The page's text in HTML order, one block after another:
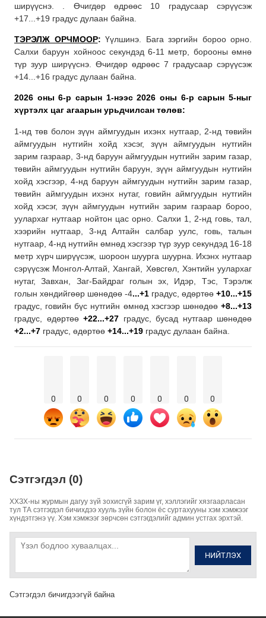
ширүүснэ. . Өчигдөр өдрөөс 10 градусаар сэрүүсэж
+17...+19 градус дулаан байна.
ТЭРЭЛЖ ОРЧМООР: Үүлшинэ. Бага зэргийн бороо орно.
Салхи баруун хойноос секундэд 6-11 метр, борооны өмнө
түр зуур ширүүснэ. Өчигдөр өдрөөс 7 градусаар сэрүүсэж
+14...+16 градус дулаан байна.
2026 оны 6-р сарын 1-нээс 2026 оны 6-р сарын 5-ныг
хүртэлх цаг агаарын урьдчилсан төлөв:
1-нд төв болон зүүн аймгуудын ихэнх нутгаар, 2-нд төвийн
аймгуудын нутгийн хойд хэсэг, зүүн аймгуудын нутгийн
зарим газраар, 3-нд баруун аймгуудын нутгийн зарим газар,
төвийн аймгуудын нутгийн баруун, зүүн аймгуудын нутгийн
хойд хэсгээр, 4-нд баруун аймгуудын нутгийн зарим газар,
төвийн аймгуудын ихэнх нутаг, говийн аймгуудын нутгийн
хойд хэсэг, зүүн аймгуудын нутгийн зарим газраар бороо,
уулархаг нутгаар нойтон цас орно. Салхи 1, 2-нд говь, тал,
хээрийн нутгаар, 3-нд Алтайн салбар уулс, говь, талын
нутгаар, 4-нд нутгийн өмнөд хэсгээр түр зуур секундэд 16-18
метр хүрч ширүүсэж, шороон шуурга шуурна. Ихэнх нутгаар
сэрүүсэж Монгол-Алтай, Хангай, Хөвсгөл, Хэнтийн уулархаг
нутаг, Завхан, Заг-Байдраг голын эх, Идэр, Тэс, Тэрэлж
голын хөндийгөөр шөнөдөө -4...+1 градус, өдөртөө +10...+15
градус, говийн бүс нутгийн өмнөд хэсгээр шөнөдөө +8...+13
градус, өдөртөө+22...+27 градус, бусад нутгаар шөнөдөө
+2...+7 градус, өдөртөө +14...+19 градус дулаан байна.
0 0 0 0 0 0 0
Сэтгэгдэл (0)
ХХЗХ-ны журмын дагуу зүй зохисгүй зарим үг, хэллэгийг хязгаарласан
тул ТА сэтгэгдэл бичихдээ хууль зүйн болон ёс суртахууны хэм хэмжээг
хүндэтгэнэ үү. Хэм хэмжээг зөрчсөн сэтгэгдэлийг админ устгах эрхтэй.
НИЙТЛЭХ
Сэтгэгдэл бичигдээгүй байна